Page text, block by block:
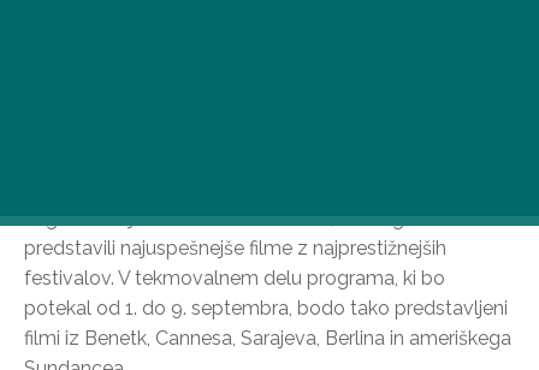
Organizatorji so vedno zelo skrbeli, da so gledalcem
predstavili najuspešnejše filme z najprestižnejših
festivalov. V tekmovalnem delu programa, ki bo
potekal od 1. do 9. septembra, bodo tako predstavljeni
filmi iz Benetk, Cannesa, Sarajeva, Berlina in ameriškega